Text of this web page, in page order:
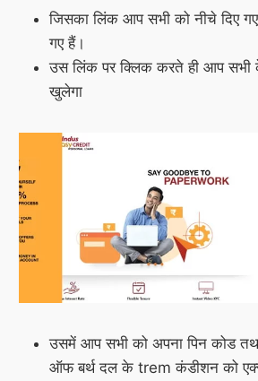
जिसका लिंक आप सभी को नीचे दिए गए
गए हैं।
उस लिंक पर क्लिक करते ही आप सभी
खुलेगा
उसमें आप सभी को अपना पिन कोड
ऑफ बर्थ दल के trem कंडीशन को